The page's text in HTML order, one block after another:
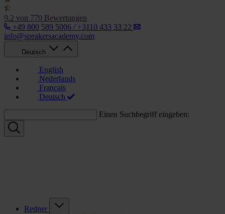
9.2 von 770 Bewertungen
+49 800 589 5006 / +3110 433 33 22
info@speakersacademy.com
Deutsch
English
Nederlands
Français
Deutsch
Einen Suchbegriff eingeben:
Redner